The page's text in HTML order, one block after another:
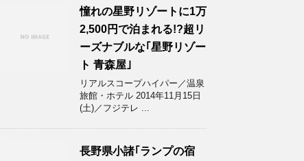
憧れの星野リゾートに1万
2,500円で泊まれる!?超リ
ーズナブルな｢星野リゾー
ト 青森屋｣
リアルスコープハイパー／温泉
旅館・ホテル 2014年11月15日
(土)／フジテレ ...
長野県小諸｢ランプの宿